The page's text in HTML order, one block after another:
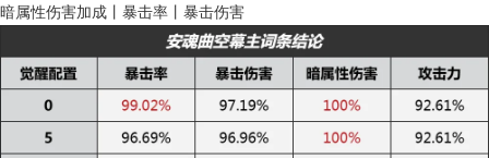
暗属性伤害加成丨暴击率丨暴击伤害